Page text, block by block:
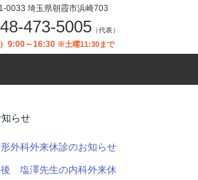
0033 埼玉県朝霞市浜崎703
473-5005 （代表）
）9:00～16:30 ※土曜11:30まで
らせ
外科外来休診のお知らせ
後 塩澤先生の内科外来休